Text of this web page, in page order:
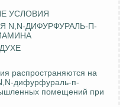
УСЛОВИЯ
N,N-ДИФУРФУРАЛЬ-П-
распространяются на
дифурфураль-п-
помещений при